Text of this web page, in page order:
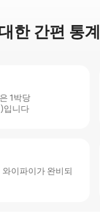
한 간편 통계
1박당
입니다
이파이가 완비되